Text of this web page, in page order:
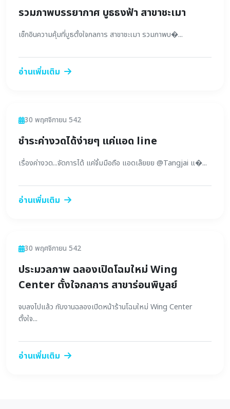
รวมภาพบรรยากาศ บูธธงฟ้า สาขาชะเมา
เช็กอินความคุ้มที่บูธตั้งใจกลการ สาขาชะเมา รวมภาพบ�...
อ่านเพิ่มเติม
ข่าวสาร
30 พฤศจิกายน 542
ชำระค่างวดได้ง่ายๆ แค่แอด line
เรื่องค่างวด...จัดการได้ แค่จิ้มมือถือ แอดเล๊ยยย @Tangjai แ�...
อ่านเพิ่มเติม
ข่าวสาร
30 พฤศจิกายน 542
ประมวลภาพ ฉลองเปิดโฉมใหม่ Wing
Center ตั้งใจกลการ สาขาร่อนพิบูลย์
จบลงไปแล้ว กับงานฉลองเปิดหน้าร้านโฉมใหม่ Wing Center
ตั้งใจ...
อ่านเพิ่มเติม